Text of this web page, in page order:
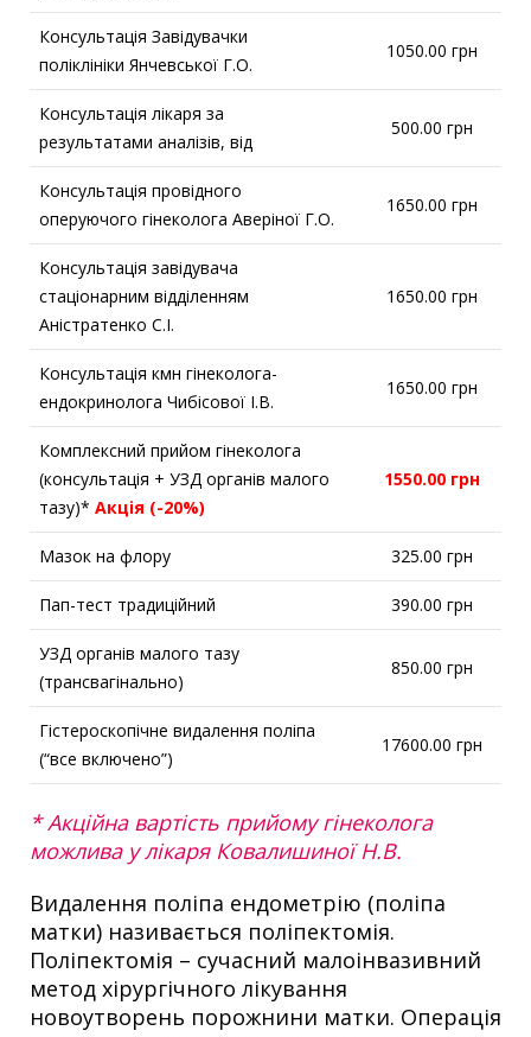
Консультація Завідувачки
поліклініки Янчевської Г.О.
1050.00 грн
Консультація лікаря за
результатами аналізів, від
500.00 грн
Консультація провідного
оперуючого гінеколога Аверіної Г.О.
1650.00 грн
Консультація завідувача
стаціонарним відділенням
Аністратенко С.І.
1650.00 грн
Консультація кмн гінеколога-
ендокринолога Чибісової І.В.
1650.00 грн
Комплексний прийом гінеколога
(консультація + УЗД органів малого
тазу)* Акція (-20%)
1550.00 грн
Мазок на флору 325.00 грн
Пап-тест традиційний 390.00 грн
УЗД органів малого тазу
(трансвагінально)
850.00 грн
Гістероскопічне видалення поліпа
(“все включено”)
17600.00 грн
* Акційна вартість прийому гінеколога
можлива у лікаря Ковалишиної Н.В.
Видалення поліпа ендометрію (поліпа
матки) називається поліпектомія.
Поліпектомія – сучасний малоінвазивний
метод хірургічного лікування
новоутворень порожнини матки. Операція